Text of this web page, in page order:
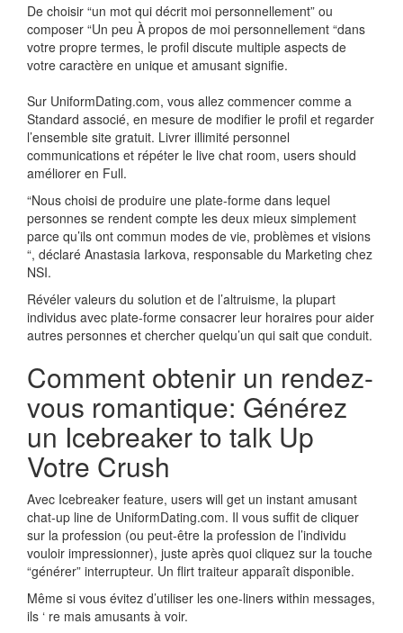
De choisir “un mot qui décrit moi personnellement” ou
composer “Un peu À propos de moi personnellement “dans
votre propre termes, le profil discute multiple aspects de
votre caractère en unique et amusant signifie.
Sur UniformDating.com, vous allez commencer comme a
Standard associé, en mesure de modifier le profil et regarder
l’ensemble site gratuit. Livrer illimité personnel
communications et répéter le live chat room, users should
améliorer en Full.
“Nous choisi de produire une plate-forme dans lequel
personnes se rendent compte les deux mieux simplement
parce qu’ils ont commun modes de vie, problèmes et visions
“, déclaré Anastasia Iarkova, responsable du Marketing chez
NSI.
Révéler valeurs du solution et de l’altruisme, la plupart
individus avec plate-forme consacrer leur horaires pour aider
autres personnes et chercher quelqu’un qui sait que conduit.
Comment obtenir un rendez-
vous romantique: Générez
un Icebreaker to talk Up
Votre Crush
Avec Icebreaker feature, users will get un instant amusant
chat-up line de UniformDating.com. Il vous suffit de cliquer
sur la profession (ou peut-être la profession de l’individu
vouloir impressionner), juste après quoi cliquez sur la touche
“générer” interrupteur. Un flirt traiteur apparaît disponible.
Même si vous évitez d’utiliser les one-liners within messages,
ils ‘ re mais amusants à voir.